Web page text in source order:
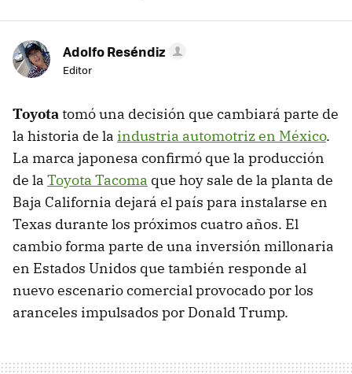
Adolfo Reséndiz
Editor
Toyotatomó una decisión que cambiará parte de
la historia de la industria automotriz en México.
La marca japonesa confirmó que la producción
de la Toyota Tacoma que hoy sale de la planta de
Baja California dejará el país para instalarse en
Texas durante los próximos cuatro años. El
cambio forma parte de una inversión millonaria
en Estados Unidos que también responde al
nuevo escenario comercial provocado por los
aranceles impulsados por Donald Trump.